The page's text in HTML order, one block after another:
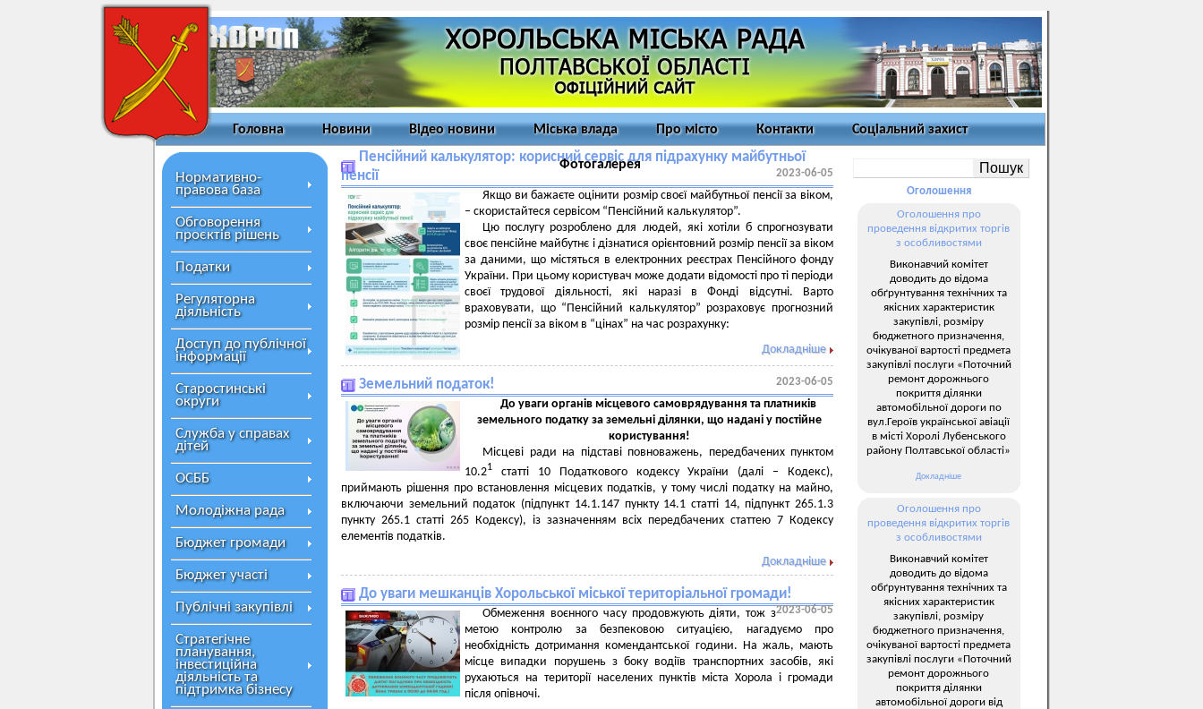
Головна Новини Відео новини Міська влада Про місто Контакти Соціальний захист
Фотогалерея
Нормативно-
правова база
Обговорення
проєктів рішень
Податки
Регуляторна
діяльність
Доступ до публічної
інформації
Старостинські
округи
Служба у справах
дітей
ОСББ
Молодіжна рада
Бюджет громади
Бюджет участі
Публічні закупівлі
Стратегічне
планування,
інвестиційна
діяльність та
підтримка бізнесу
Пенсійний калькулятор: корисний сервіс для підрахунку майбутньої
пенсії
2023-06-05
Якщо ви бажаєте оцінити розмір своєї майбутньої пенсії за віком,
– скористайтеся сервісом “Пенсійний калькулятор”.
Цю послугу розроблено для людей, які хотіли б спрогнозувати
своє пенсійне майбутнє і дізнатися орієнтовний розмір пенсії за віком
за даними, що містяться в електронних реєстрах Пенсійного фонду
України. При цьому користувач може додати відомості про ті періоди
своєї трудової діяльності, які наразі в Фонді відсутні. Варто
враховувати, що “Пенсійний калькулятор” розраховує прогнозний
розмір пенсії за віком в “цінах” на час розрахунку:
Докладніше
Земельний податок! 2023-06-05
До уваги органів місцевого самоврядування та платників
земельного податку за земельні ділянки, що надані у постійне
користування!
Місцеві ради на підставі повноважень, передбачених пунктом
10.21
статті 10 Податкового кодексу України (далі – Кодекс),
приймають рішення про встановлення місцевих податків, у тому числі податку на майно,
включаючи земельний податок (підпункт 14.1.147 пункту 14.1 статті 14, підпункт 265.1.3
пункту 265.1 статті 265 Кодексу), із зазначенням всіх передбачених статтею 7 Кодексу
елементів податків.
Докладніше
До уваги мешканців Хорольської міської територіальної громади!
2023-06-05
Обмеження воєнного часу продовжують діяти, тож з
метою контролю за безпековою ситуацією, нагадуємо про
необхідність дотримання комендантської години. На жаль, мають
місце випадки порушень з боку водіїв транспортних засобів, які
рухаються на території населених пунктів міста Хорола і громади
після опівночі.
Оголошення
Оголошення про
проведення відкритих торгів
з особливостями
Виконавчий комітет
доводить до відома
обґрунтування технічних та
якісних характеристик
закупівлі, розміру
бюджетного призначення,
очікуваної вартості предмета
закупівлі послуги «Поточний
ремонт дорожнього
покриття ділянки
автомобільної дороги по
вул.Героїв української авіації
в місті Хоролі Лубенського
району Полтавської області»
Докладніше
Оголошення про
проведення відкритих торгів
з особливостями
Виконавчий комітет
доводить до відома
обґрунтування технічних та
якісних характеристик
закупівлі, розміру
бюджетного призначення,
очікуваної вартості предмета
закупівлі послуги «Поточний
ремонт дорожнього
покриття ділянки
автомобільної дороги від